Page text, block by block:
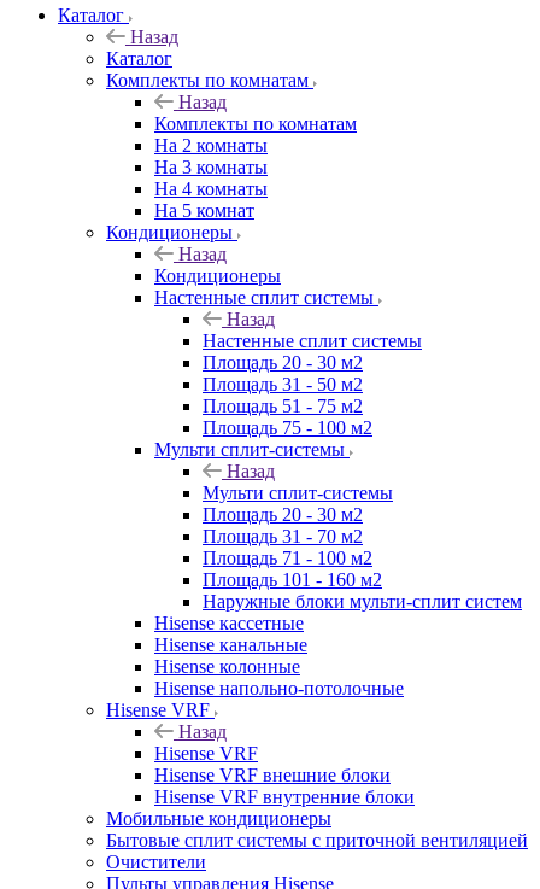
Каталог
Назад
Каталог
Комплекты по комнатам
Назад
Комплекты по комнатам
На 2 комнаты
На 3 комнаты
На 4 комнаты
На 5 комнат
Кондиционеры
Назад
Кондиционеры
Настенные сплит системы
Назад
Настенные сплит системы
Площадь 20 - 30 м2
Площадь 31 - 50 м2
Площадь 51 - 75 м2
Площадь 75 - 100 м2
Мульти сплит-системы
Назад
Мульти сплит-системы
Площадь 20 - 30 м2
Площадь 31 - 70 м2
Площадь 71 - 100 м2
Площадь 101 - 160 м2
Наружные блоки мульти-сплит систем
Hisense кассетные
Hisense канальные
Hisense колонные
Hisense напольно-потолочные
Hisense VRF
Назад
Hisense VRF
Hisense VRF внешние блоки
Hisense VRF внутренние блоки
Мобильные кондиционеры
Бытовые сплит системы с приточной вентиляцией
Очистители
Пульты управления Hisense